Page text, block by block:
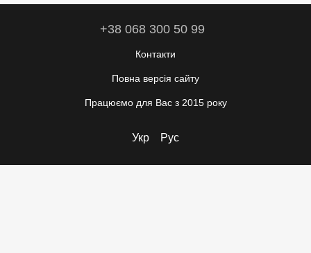
+38 068 300 50 99
Контакти
Повна версія сайту
Працюємо для Вас з 2015 року
Укр Рус